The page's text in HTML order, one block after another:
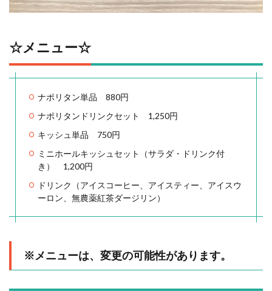
☆メニュー☆
ナポリタン単品 880円
ナポリタンドリンクセット 1,250円
キッシュ単品 750円
ミニホールキッシュセット（サラダ・ドリンク付
き） 1,200円
ドリンク（アイスコーヒー、アイスティー、アイスウ
ーロン、無農薬紅茶ダージリン）
※メニューは、変更の可能性があります。